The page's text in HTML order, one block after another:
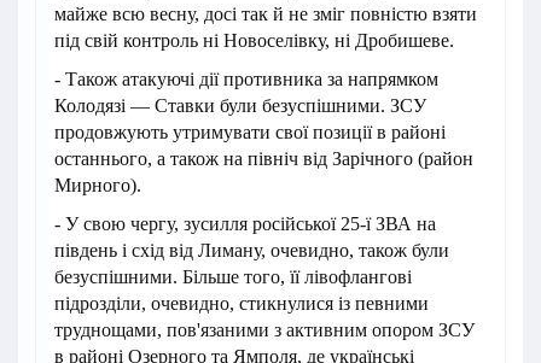
майже всю весну, досі так й не зміг повністю взяти
під свій контроль ні Новоселівку, ні Дробишеве.
- Також атакуючі дії противника за напрямком
Колодязі — Ставки були безуспішними. ЗСУ
продовжують утримувати свої позиції в районі
останнього, а також на північ від Зарічного (район
Мирного).
- У свою чергу, зусилля російської 25-ї ЗВА на
південь і схід від Лиману, очевидно, також були
безуспішними. Більше того, її лівофлангові
підрозділи, очевидно, стикнулися із певними
труднощами, пов'язаними з активним опором ЗСУ
в районі Озерного та Ямполя, де українські